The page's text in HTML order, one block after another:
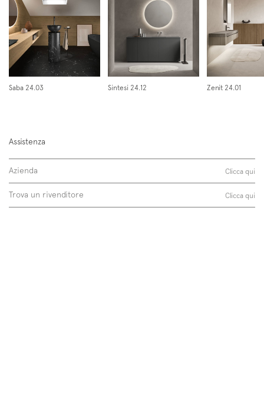
Iscriviti alla mailing list
Newsletter
Saba 24.03 Sintesi 24.12 Zenit 24.01
Assistenza
Azienda Clicca qui
Trova un rivenditore Clicca qui